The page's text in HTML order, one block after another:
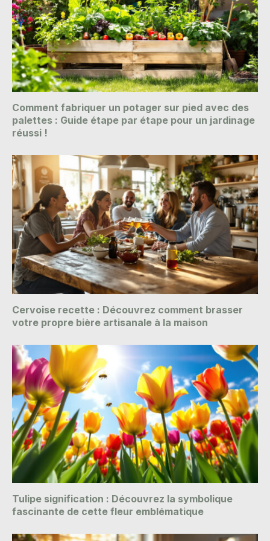
Comment fabriquer un potager sur pied avec des
palettes : Guide étape par étape pour un jardinage
réussi !
Cervoise recette : Découvrez comment brasser
votre propre bière artisanale à la maison
Tulipe signification : Découvrez la symbolique
fascinante de cette fleur emblématique